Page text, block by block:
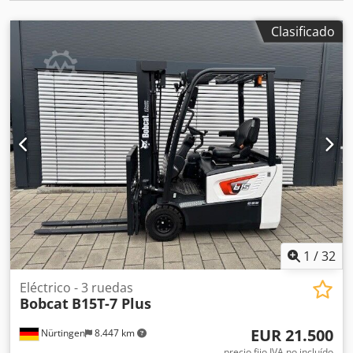
Clasificado
1 /32
Nürtingen 8.447 km
Eléctrico - 3 ruedas
Bobcat B15T-7 Plus
EUR 21.500